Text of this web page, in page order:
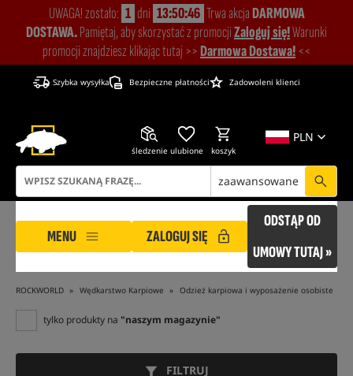
UWAGA! zostało: 1 dni 13:50:45 Trwa akcjaDARMOWA
DOSTAWA.Pamiętaj, aby skorzystać z promocjiZaloguj się!Warunki
promocji znajdziesz klikając tutaj >>Darmowa Dostawa! <<
Szybka wysyłka Bezpieczne płatności Zadowoleni klienci
PLN
śledzenie ulubione koszyk
zaawansowane
MENU ZALOGUJ SIĘ
ODSTĄP OD
UMOWY TUTAJ »
ROCKWORLD Wędkarstwo Karpiowe Odzież karpiowa i wyposażenie osobiste
tylko produkty na "naszym magazynie"
FILTRUJ